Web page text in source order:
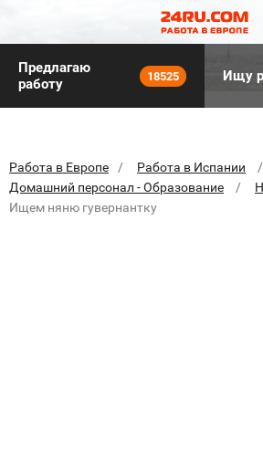
Предлагаю
работу
18525 Ищу
Работа в Европе
Работа в Испании
Домашний персонал - Образование
Ищем няню гувернантку